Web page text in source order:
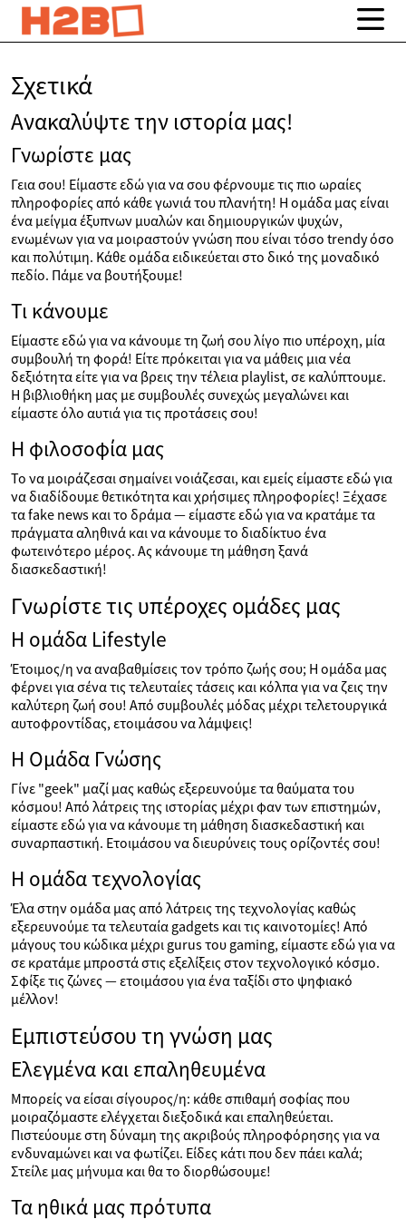
Σχετικά
Ανακαλύψτε την ιστορία μας!
Γνωρίστε μας
Γεια σου! Είμαστε εδώ για να σου φέρνουμε τις πιο ωραίες
πληροφορίες από κάθε γωνιά του πλανήτη! Η ομάδα μας είναι
ένα μείγμα έξυπνων μυαλών και δημιουργικών ψυχών,
ενωμένων για να μοιραστούν γνώση που είναι τόσο trendy όσο
και πολύτιμη. Κάθε ομάδα ειδικεύεται στο δικό της μοναδικό
πεδίο. Πάμε να βουτήξουμε!
Τι κάνουμε
Είμαστε εδώ για να κάνουμε τη ζωή σου λίγο πιο υπέροχη, μία
συμβουλή τη φορά! Είτε πρόκειται για να μάθεις μια νέα
δεξιότητα είτε για να βρεις την τέλεια playlist, σε καλύπτουμε.
Η βιβλιοθήκη μας με συμβουλές συνεχώς μεγαλώνει και
είμαστε όλο αυτιά για τις προτάσεις σου!
Η φιλοσοφία μας
Το να μοιράζεσαι σημαίνει νοιάζεσαι, και εμείς είμαστε εδώ για
να διαδίδουμε θετικότητα και χρήσιμες πληροφορίες! Ξέχασε
τα fake news και το δράμα — είμαστε εδώ για να κρατάμε τα
πράγματα αληθινά και να κάνουμε το διαδίκτυο ένα
φωτεινότερο μέρος. Ας κάνουμε τη μάθηση ξανά
διασκεδαστική!
Γνωρίστε τις υπέροχες ομάδες μας
Η ομάδα Lifestyle
Έτοιμος/η να αναβαθμίσεις τον τρόπο ζωής σου; Η ομάδα μας
φέρνει για σένα τις τελευταίες τάσεις και κόλπα για να ζεις την
καλύτερη ζωή σου! Από συμβουλές μόδας μέχρι τελετουργικά
αυτοφροντίδας, ετοιμάσου να λάμψεις!
Η Ομάδα Γνώσης
Γίνε "geek" μαζί μας καθώς εξερευνούμε τα θαύματα του
κόσμου! Από λάτρεις της ιστορίας μέχρι φαν των επιστημών,
είμαστε εδώ για να κάνουμε τη μάθηση διασκεδαστική και
συναρπαστική. Ετοιμάσου να διευρύνεις τους ορίζοντές σου!
Η ομάδα τεχνολογίας
Έλα στην ομάδα μας από λάτρεις της τεχνολογίας καθώς
εξερευνούμε τα τελευταία gadgets και τις καινοτομίες! Από
μάγους του κώδικα μέχρι gurus του gaming, είμαστε εδώ για να
σε κρατάμε μπροστά στις εξελίξεις στον τεχνολογικό κόσμο.
Σφίξε τις ζώνες — ετοιμάσου για ένα ταξίδι στο ψηφιακό
μέλλον!
Εμπιστεύσου τη γνώση μας
Ελεγμένα και επαληθευμένα
Μπορείς να είσαι σίγουρος/η: κάθε σπιθαμή σοφίας που
μοιραζόμαστε ελέγχεται διεξοδικά και επαληθεύεται.
Πιστεύουμε στη δύναμη της ακριβούς πληροφόρησης για να
ενδυναμώνει και να φωτίζει. Είδες κάτι που δεν πάει καλά;
Στείλε μας μήνυμα και θα το διορθώσουμε!
Τα ηθικά μας πρότυπα